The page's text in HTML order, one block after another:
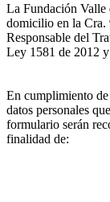
La Fundación
domicilio en la Cra.
Responsable del
Ley 1581 de 2012
En cumplimiento
datos personales
formulario serán
finalidad de: